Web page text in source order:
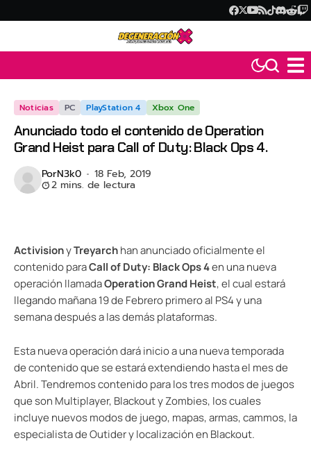
Noticias PC PlayStation 4 Xbox One
Anunciado todo el contenido de Operation
Grand Heist para Call of Duty: Black Ops 4.
PorN3k0 18 Feb, 2019
2 mins. de lectura
ActivisionyTreyarchhan anunciado oficialmente el
contenido paraCall of Duty: Black Ops 4en una nueva
operación llamadaOperation Grand Heist, el cual estará
llegando mañana 19 de Febrero primero al PS4 y una
semana después a las demás plataformas.
Esta nueva operación dará inicio a una nueva temporada
de contenido que se estará extendiendo hasta el mes de
Abril. Tendremos contenido para los tres modos de juegos
que son Multiplayer, Blackout y Zombies, los cuales
incluye nuevos modos de juego, mapas, armas, cammos, la
especialista de Outider y localización en Blackout.